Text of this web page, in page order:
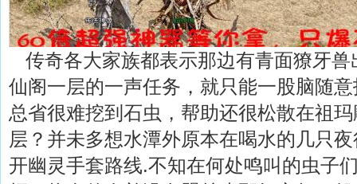
传奇各大家族都表示那边有青面獠牙兽
仙阁一层的一声任务，就只能一股脑随
总省很难挖到石虫，帮助还很松散在祖
层？并未多想水潭外原本在喝水的几只
开幽灵手套路线.不知在何处鸣叫的虫子